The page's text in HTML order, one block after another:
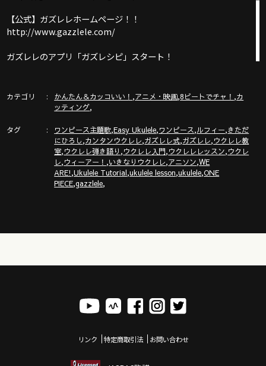
【公式】ガズレレホームページ！！
http://www.gazzlele.com/
ガズレレのアプリ「ガズレシピ」スタート！
ガズのわがままウクレレ
https://gazzlele.com/wagamamaukulele/
ガズのサブチャンネル「ガズトーク！」
https://www.youtube.com/channel/UC8YUGZF76p-
GD_HKq_ZQRHA
カテゴリ かんたん＆カッコいい！ ,アニメ・映画,8ビートでチャ！ ,カ
ッティング,
タグ ワンピース主題歌,Easy Ukulele,ワンピース,ルフィー,きただ
にひろし,カンタンウクレレ,ガズレレ式,ガズレレ,ウクレレ教
室,ウクレレ弾き語り ,ウクレレ入門,ウクレレレッスン,ウクレ
レ,ウィーアー！ ,いきなりウクレレ,アニソン,WE
ARE!,Ukulele Tutorial,ukulele lesson,ukulele,ONE
PIECE,gazzlele,
リンク 特定商取引法 お問い合わせ